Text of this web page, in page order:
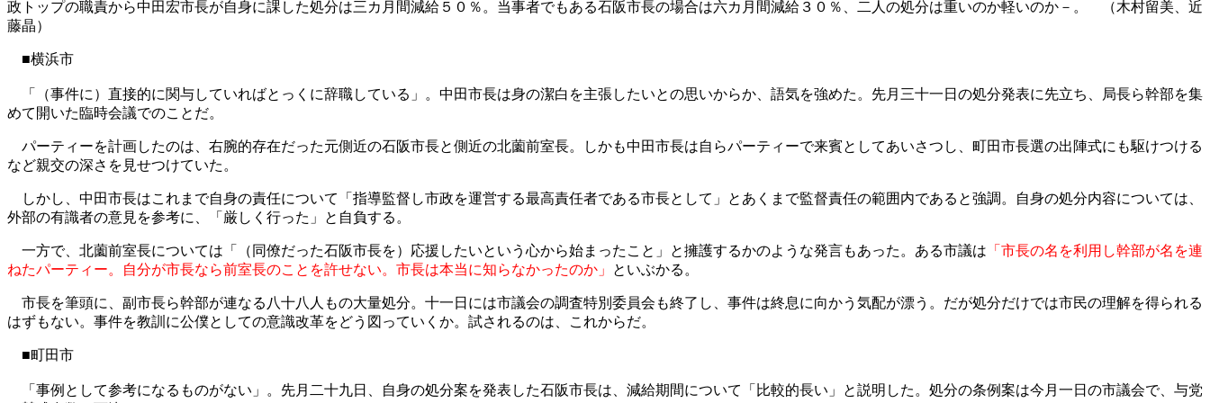
政トップの職責から中田宏市長が自身に課した処分は三カ月間減給５０％。当事者でもある石阪市長の場合は六カ月間減給３０％、二人の処分は重いのか軽いのか－。 （木村留美、近
藤晶）
■横浜市
「（事件に）直接的に関与していればとっくに辞職している」。中田市長は身の潔白を主張したいとの思いからか、語気を強めた。先月三十一日の処分発表に先立ち、局長ら幹部を集
めて開いた臨時会議でのことだ。
パーティーを計画したのは、右腕的存在だった元側近の石阪市長と側近の北薗前室長。しかも中田市長は自らパーティーで来賓としてあいさつし、町田市長選の出陣式にも駆けつける
など親交の深さを見せつけていた。
しかし、中田市長はこれまで自身の責任について「指導監督し市政を運営する最高責任者である市長として」とあくまで監督責任の範囲内であると強調。自身の処分内容については、
外部の有識者の意見を参考に、「厳しく行った」と自負する。
一方で、北薗前室長については「（同僚だった石阪市長を）応援したいという心から始まったこと」と擁護するかのような発言もあった。ある市議は 「市長の名を利用し幹部が名を連
ねたパーティー。自分が市長なら前室長のことを許せない。市長は本当に知らなかったのか」
といぶかる。
市長を筆頭に、副市長ら幹部が連なる八十八人もの大量処分。十一日には市議会の調査特別委員会も終了し、事件は終息に向かう気配が漂う。だが処分だけでは市民の理解を得られる
はずもない。事件を教訓に公僕としての意識改革をどう図っていくか。試されるのは、これからだ。
■町田市
「事例として参考になるものがない」。先月二十九日、自身の処分案を発表した石阪市長は、減給期間について「比較的長い」と説明した。処分の条例案は今月一日の市議会で、与党